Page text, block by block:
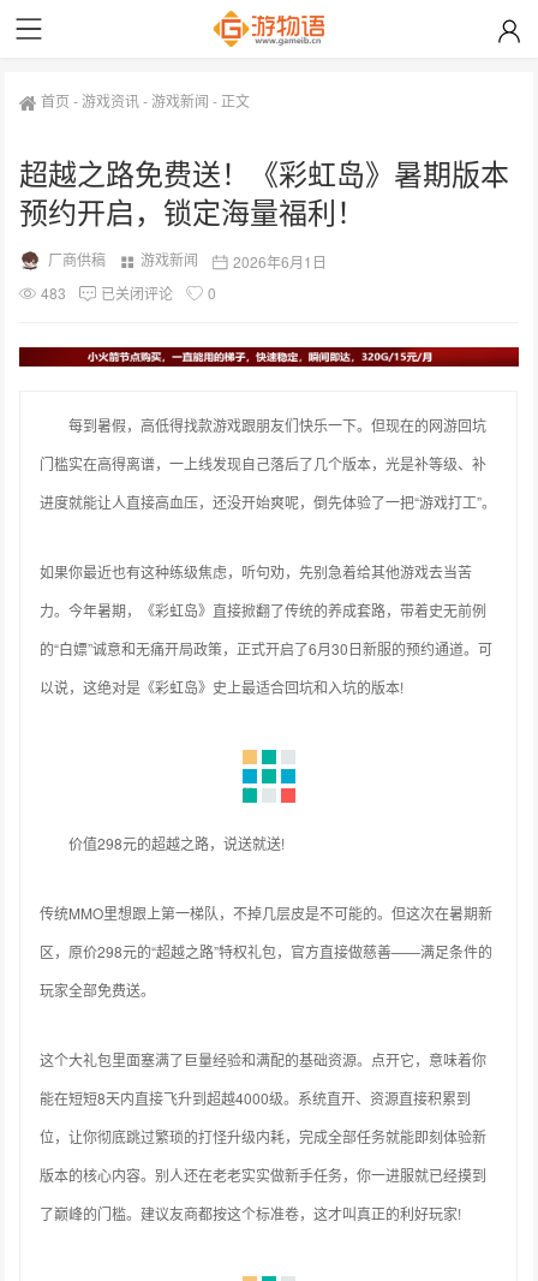
首页 -游戏资讯-游戏新闻 - 正文
超越之路免费送！《彩虹岛》暑期版本
预约开启，锁定海量福利！
厂商供稿 游戏新闻
2026年6月1日
483
已关闭评论 0
每到暑假，高低得找款游戏跟朋友们快乐一下。但现在的网游回坑
门槛实在高得离谱，一上线发现自己落后了几个版本，光是补等级、补
进度就能让人直接高血压，还没开始爽呢，倒先体验了一把“游戏打工”。
如果你最近也有这种练级焦虑，听句劝，先别急着给其他游戏去当苦
力。今年暑期，《彩虹岛》直接掀翻了传统的养成套路，带着史无前例
的“白嫖”诚意和无痛开局政策，正式开启了6月30日新服的预约通道。可
以说，这绝对是《彩虹岛》史上最适合回坑和入坑的版本!
价值298元的超越之路，说送就送!
传统MMO里想跟上第一梯队，不掉几层皮是不可能的。但这次在暑期新
区，原价298元的“超越之路”特权礼包，官方直接做慈善——满足条件的
玩家全部免费送。
这个大礼包里面塞满了巨量经验和满配的基础资源。点开它，意味着你
能在短短8天内直接飞升到超越4000级。系统直开、资源直接积累到
位，让你彻底跳过繁琐的打怪升级内耗，完成全部任务就能即刻体验新
版本的核心内容。别人还在老老实实做新手任务，你一进服就已经摸到
了巅峰的门槛。建议友商都按这个标准卷，这才叫真正的利好玩家!